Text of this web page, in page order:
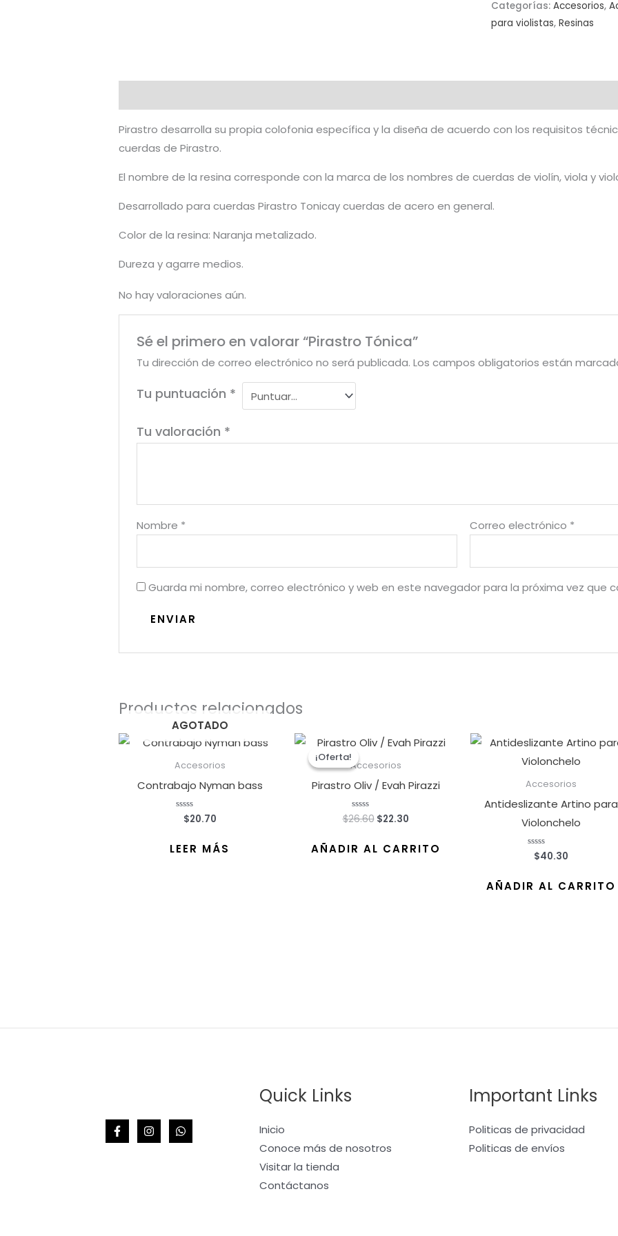
Categorías: Accesorios,
para violistas, Resinas
Pirastro desarrolla su propia colofonia específica y la diseña de acuerdo con los requisitos
cuerdas de Pirastro.
El nombre de la resina corresponde con la marca de los nombres de cuerdas de violín, viola y
Desarrollado para cuerdas Pirastro Tonicay cuerdas de acero en general.
Color de la resina: Naranja metalizado.
Dureza y agarre medios.
No hay valoraciones aún.
Sé el primero en valorar “Pirastro Tónica”
Tu dirección de correo electrónico no será publicada. Los campos obligatorios están
Tu puntuación *
Tu valoración *
Nombre * Correo electrónico *
Guarda mi nombre, correo electrónico y web en este navegador para la próxima vez que
Productos relacionados
AGOTADO
Accesorios
Contrabajo Nyman bass
Valorado
con
5
$20.70
LEER MÁS
¡Oferta!
¡Oferta!
Accesorios
Pirastro Oliv / Evah Pirazzi
Valorado
con
5
$26.60
El
precio
original
$26.60.
$22.30
El
precio
$22.30.
AÑADIR AL CARRITO
Accesorios
Antideslizante Artino para
Violonchelo
Valorado
con
5
$40.30
AÑADIR AL CARRITO
Quick Links
Inicio
Conoce más de nosotros
Visitar la tienda
Contáctanos
Important Links
Politicas de privacidad
Politicas de envíos